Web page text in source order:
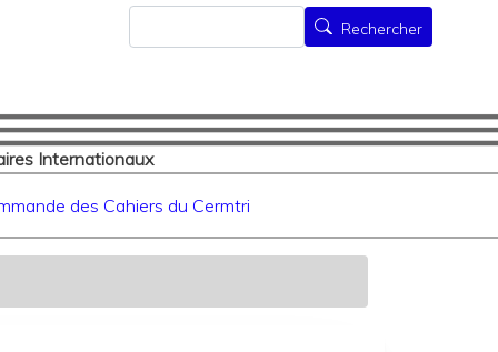
Internationaux
Rechercher
Rechercher
des Cahiers du Cermtri